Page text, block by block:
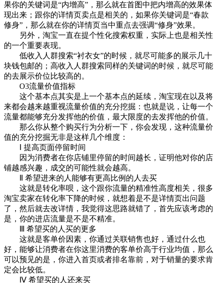
果你的关键词是“内增高”，那么就在首图中把内增高的效果体
现出来；跟你的详情页卖点是相关的，如果你关键词是“春款
修身”，那么就在你的详情页当中重点去强调“修身”效果。
另外，淘宝一直在提个性化搜索权重，实际上也是相关性
的一个重要表现。
低收入人群搜索“衬衣女”的时候，就尽可能多的展示几十
块钱包邮的；高收入人群搜索同样的关键词的时候，就尽可能
的去展示价位比较高的。
O3流量价值指标
这个基本点其实是上一个基本点的延续，淘宝现在以及将
来都会越来越重视流量价值的充分挖掘：也就是说，让每一个
流量都能够充分发挥他的价值，最大限度的去发挥他的价值。
那么你从整个购买行为分析一下，你会发现，这种流量价
值的充分挖掘无非是这样几个维度：
Ⅰ 提高页面停留时间
因为消费者在你店铺里停留的时间越长，证明他对你的店
铺越感兴趣，成交的可能性就会越高。
Ⅱ 希望进来的人能够有更高比例的人去买
这就是转化率呗，这个跟你流量的精准性高度相关，很多
淘宝卖家在转化率下降的时候，就想着是不是详情页出问题
了，然后就去改详情，我觉得这思路就错了，首先应该考虑的
是，你的进店流量是不是不精准。
Ⅲ 希望买的人买的更多
这就是客单价因素，你通过关联销售也好，通过什么也
好，能够让消费者在你这里消费的客单价高于行业均值，那么
可以预见的是，你进入首页或者排名靠前，对于销量的要求肯
定会比较低。
Ⅳ 希望买的人还来买